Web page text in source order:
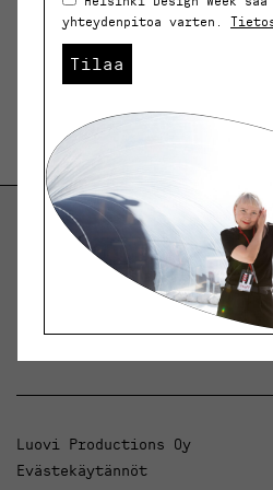
Helsinki
Keskustelua, uutisia ja
Luovi Productions Oy
Evästekäytännöt
yhteydenpitoa varten.
Tilaa